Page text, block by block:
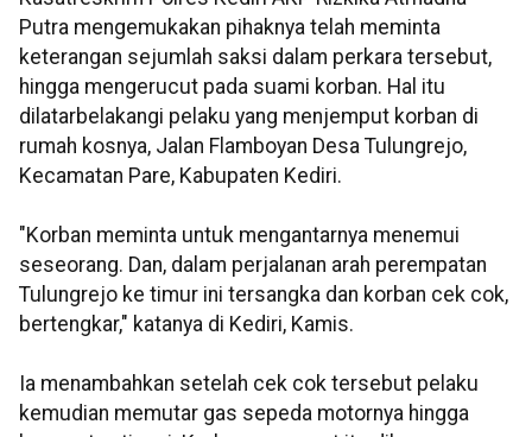
Putra mengemukakan pihaknya telah meminta
keterangan sejumlah saksi dalam perkara tersebut,
hingga mengerucut pada suami korban. Hal itu
dilatarbelakangi pelaku yang menjemput korban di
rumah kosnya, Jalan Flamboyan Desa Tulungrejo,
Kecamatan Pare, Kabupaten Kediri.
"Korban meminta untuk mengantarnya menemui
seseorang. Dan, dalam perjalanan arah perempatan
Tulungrejo ke timur ini tersangka dan korban cek cok,
bertengkar," katanya di Kediri, Kamis.
Ia menambahkan setelah cek cok tersebut pelaku
kemudian memutar gas sepeda motornya hingga